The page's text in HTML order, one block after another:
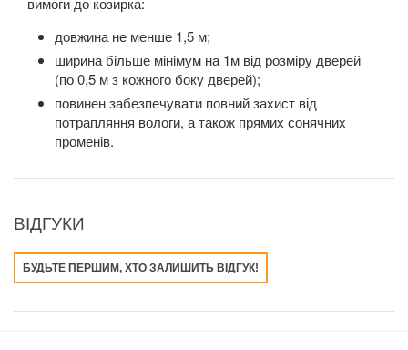
довжина не менше 1,5 м;
ширина більше мінімум на 1м від розміру дверей
(по 0,5 м з кожного боку дверей);
повинен забезпечувати повний захист від
потрапляння вологи, а також прямих сонячних
променів.
ВІДГУКИ
БУДЬТЕ ПЕРШИМ, ХТО ЗАЛИШИТЬ ВІДГУК!